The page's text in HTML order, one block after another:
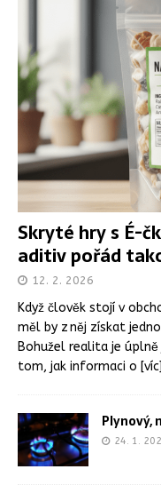
Skryté hry s É-
aditiv pořád
12. 2. 2026
Když člověk stojí v
měl by z něj získat
Bohužel realita je úplně
tom, jak informaci o [víc]
Plynový,
24. 1.